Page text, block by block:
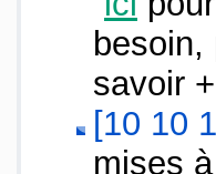
savoir
[10 10
mises